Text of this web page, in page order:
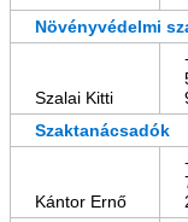
Növényvédelmi
Szalai Kitti
Szaktanácsadók
Kántor Ernő